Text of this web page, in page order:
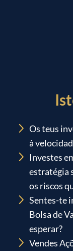
Os teus
à
Investes
estratégia
os riscos
Sentes-te
Bolsa de
esperar?
Vendes